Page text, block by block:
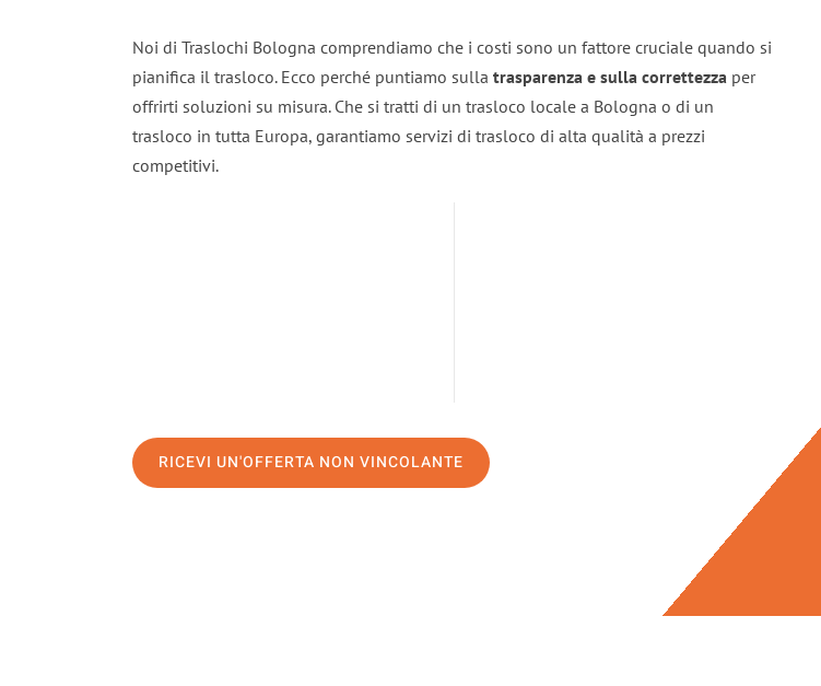
Noi di Traslochi Bologna comprendiamo che i costi sono un fattore cruciale quando si
pianifica il trasloco. Ecco perché puntiamo sulla trasparenza e sulla correttezza per
offrirti soluzioni su misura. Che si tratti di un trasloco locale a Bologna o di un
trasloco in tutta Europa, garantiamo servizi di trasloco di alta qualità a prezzi
competitivi.
RICEVI UN'OFFERTA NON VINCOLANTE